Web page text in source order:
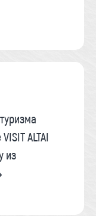
ALTAI
из